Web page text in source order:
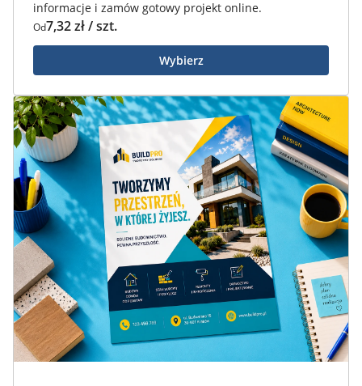
informacje i zamów gotowy projekt online.
Od7,32 zł / szt.
Wybierz